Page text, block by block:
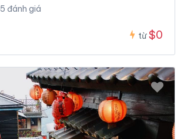
5 đánh giá
từ$0